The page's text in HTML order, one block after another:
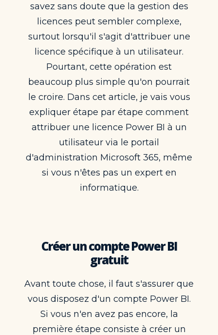
savez sans doute que la gestion des
licences peut sembler complexe,
surtout lorsqu'il s'agit d'attribuer une
licence spécifique à un utilisateur.
Pourtant, cette opération est
beaucoup plus simple qu'on pourrait
le croire. Dans cet article, je vais vous
expliquer étape par étape comment
attribuer une licence Power BI à un
utilisateur via le portail
d'administration Microsoft 365, même
si vous n'êtes pas un expert en
informatique.
Créer un compte Power BI
gratuit
Avant toute chose, il faut s'assurer que
vous disposez d'un compte Power BI.
Si vous n'en avez pas encore, la
première étape consiste à créer un